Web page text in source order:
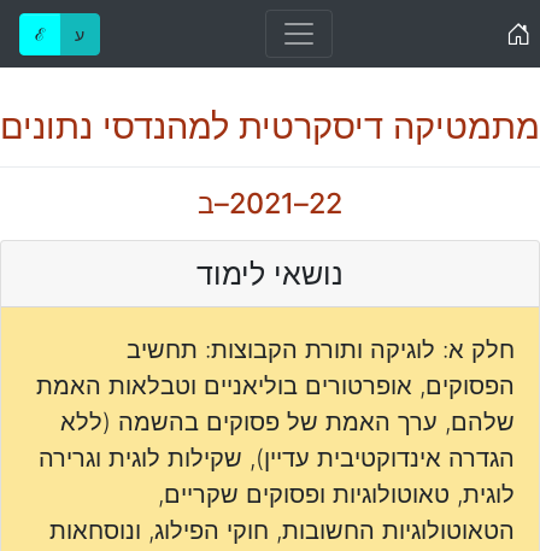
ℰ ע
מתמטיקה דיסקרטית למהנדסי נתונים
22–2021–ב
נושאי לימוד
חלק א: לוגיקה ותורת הקבוצות: תחשיב
הפסוקים, אופרטורים בוליאניים וטבלאות האמת
שלהם, ערך האמת של פסוקים בהשמה (ללא
הגדרה אינדוקטיבית עדיין), שקילות לוגית וגרירה
לוגית, טאוטולוגיות ופסוקים שקריים,
הטאוטולוגיות החשובות, חוקי הפילוג, ונוסחאות